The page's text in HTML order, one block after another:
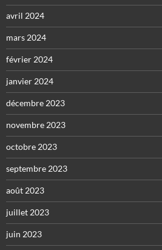
avril 2024
mars 2024
février 2024
janvier 2024
décembre 2023
novembre 2023
octobre 2023
septembre 2023
août 2023
juillet 2023
juin 2023